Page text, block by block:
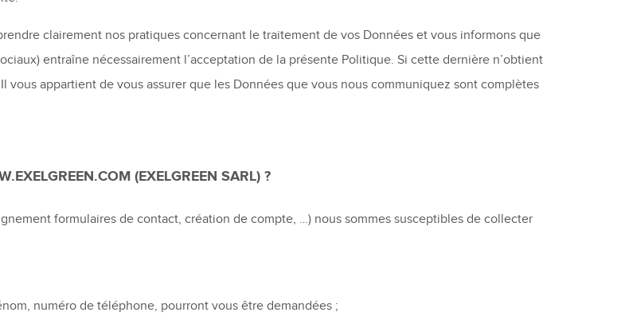
clairement nos pratiques concernant le traitement de vos Données et vous informons que
entraîne nécessairement l’acceptation de la présente Politique. Si cette dernière n’obtient
vous appartient de vous assurer que les Données que vous nous communiquez sont complètes
(EXELGREEN SARL) ?
formulaires de contact, création de compte, …) nous sommes susceptibles de collecter
numéro de téléphone, pourront vous être demandées ;